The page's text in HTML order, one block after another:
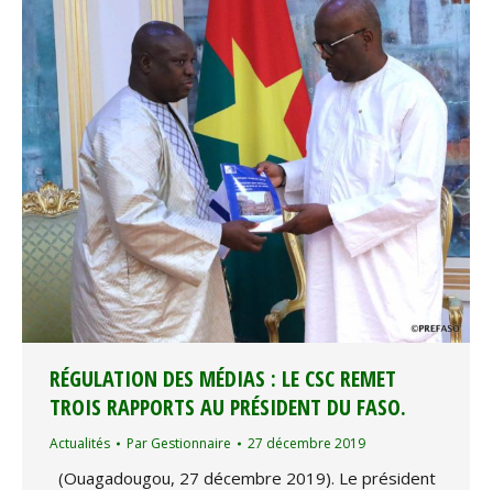
RÉGULATION DES MÉDIAS : LE CSC REMET
TROIS RAPPORTS AU PRÉSIDENT DU FASO.
Actualités Par Gestionnaire 27 décembre 2019
(Ouagadougou, 27 décembre 2019). Le président